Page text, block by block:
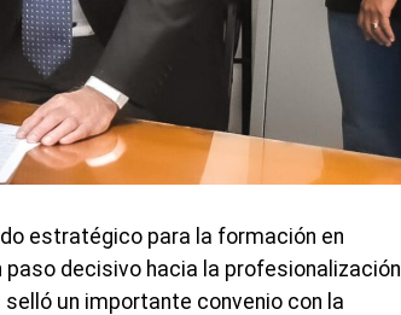
estratégico para la formación en
decisivo hacia la profesionalización
un importante convenio con la